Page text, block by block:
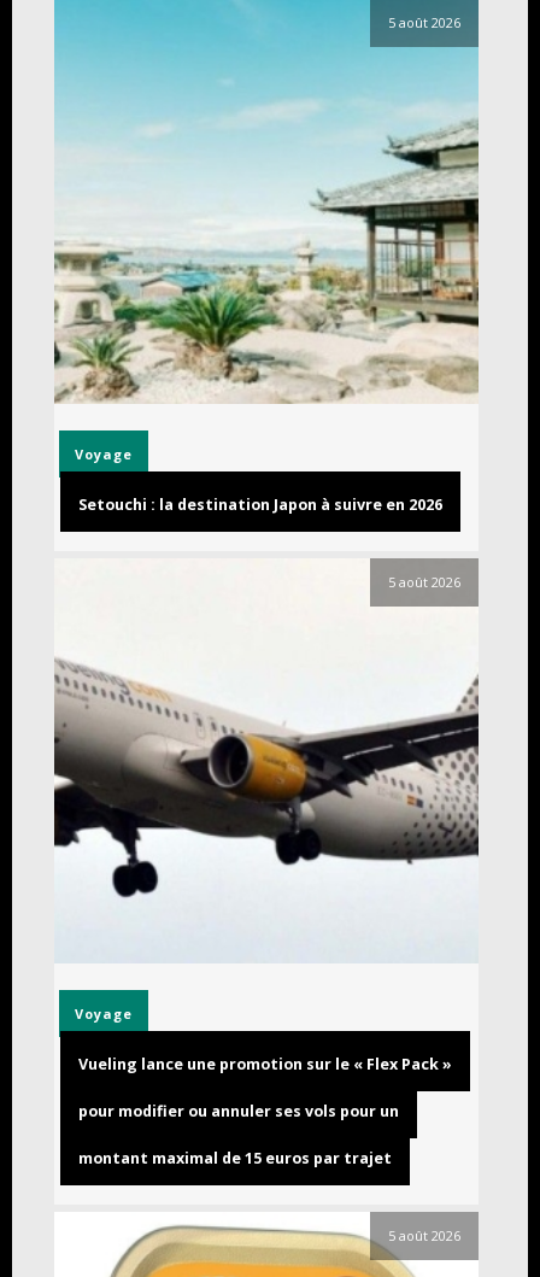
5 août 2026
Voyage
Setouchi : la destination Japon à suivre en 2026
5 août 2026
Voyage
Vueling lance une promotion sur le « Flex Pack »
pour modifier ou annuler ses vols pour un
montant maximal de 15 euros par trajet
5 août 2026